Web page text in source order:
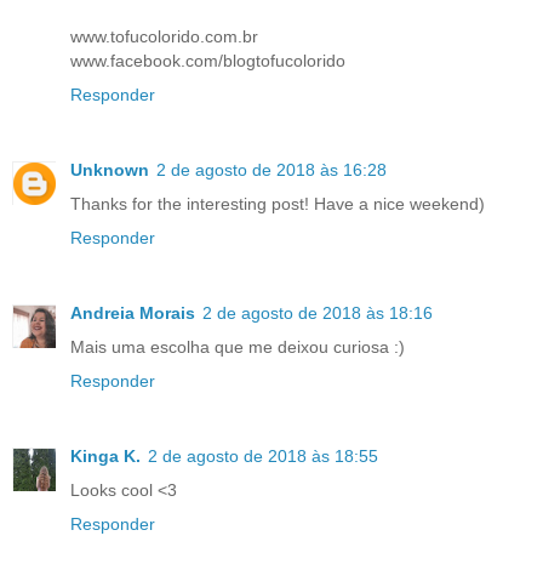
www.tofucolorido.com.br
www.facebook.com/blogtofucolorido
Responder
Unknown 2 de agosto de 2018 às 16:28
Thanks for the interesting post! Have a nice weekend)
Responder
Andreia Morais 2 de agosto de 2018 às 18:16
Mais uma escolha que me deixou curiosa :)
Responder
Kinga K. 2 de agosto de 2018 às 18:55
Looks cool <3
Responder